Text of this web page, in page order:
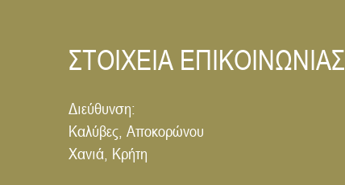
ΣΤΟΙΧΕΙΑ ΕΠΙΚΟΙΝΩΝΙΑΣ
Διεύθυνση:
Καλύβες, Αποκορώνου
Χανιά, Κρήτη